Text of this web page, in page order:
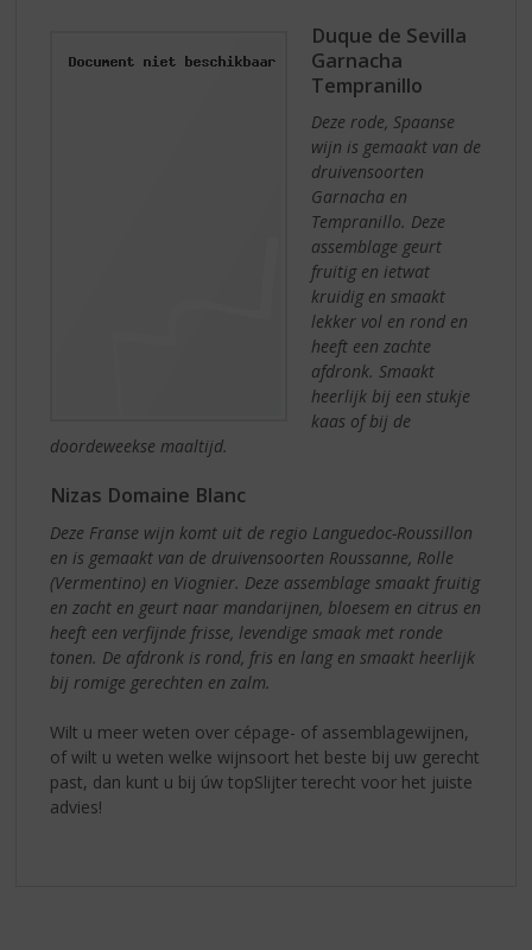
Duque de Sevilla
Garnacha
Tempranillo
Deze rode, Spaanse
wijn is gemaakt van de
druivensoorten
Garnacha en
Tempranillo. Deze
assemblage geurt
fruitig en ietwat
kruidig en smaakt
lekker vol en rond en
heeft een zachte
afdronk. Smaakt
heerlijk bij een stukje
kaas of bij de
doordeweekse maaltijd.
Nizas Domaine Blanc
Deze Franse wijn komt uit de regio Languedoc-Roussillon
en is gemaakt van de druivensoorten Roussanne, Rolle
(Vermentino) en Viognier. Deze assemblage smaakt fruitig
en zacht en geurt naar mandarijnen, bloesem en citrus en
heeft een verfijnde frisse, levendige smaak met ronde
tonen. De afdronk is rond, fris en lang en smaakt heerlijk
bij romige gerechten en zalm.
Wilt u meer weten over cépage- of assemblagewijnen,
of wilt u weten welke wijnsoort het beste bij uw gerecht
past, dan kunt u bij úw topSlijter terecht voor het juiste
advies!